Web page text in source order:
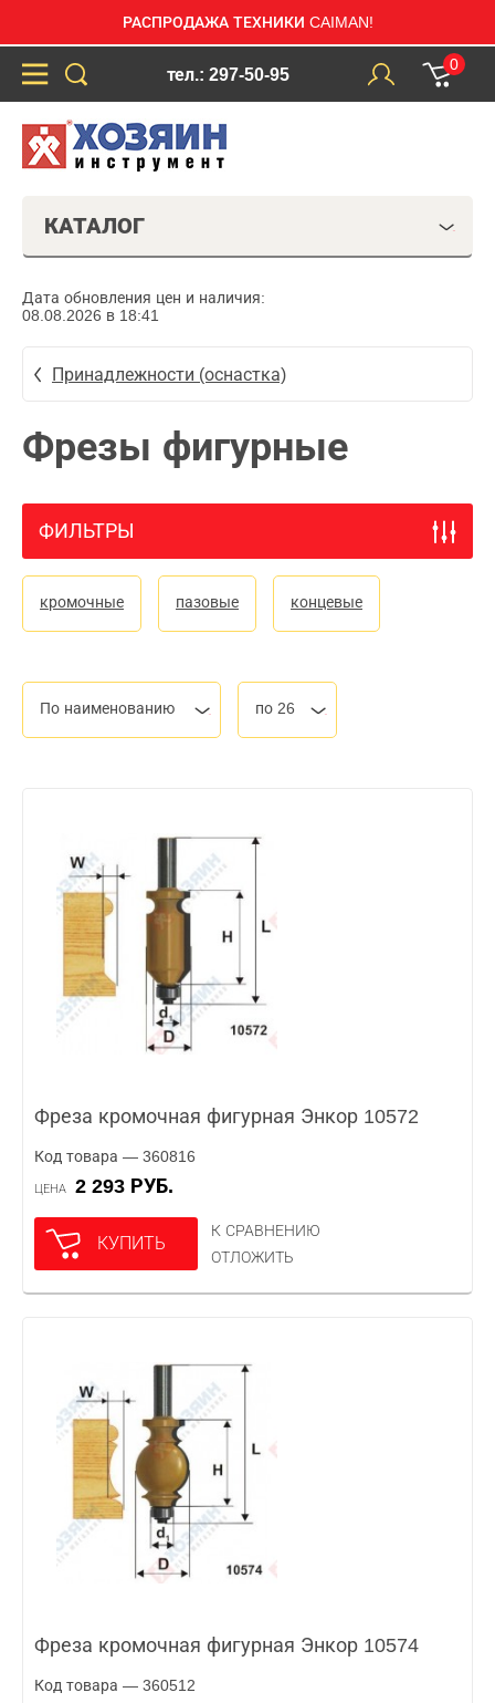
РАСПРОДАЖА ТЕХНИКИ CAIMAN!
тел.: 297-50-95
0
КАТАЛОГ
Дата обновления цен и наличия:
08.08.2026 в 18:41
Принадлежности (оснастка)
Фрезы фигурные
ФИЛЬТРЫ
кромочные пазовые концевые
По наименованию по 26
Фреза кромочная фигурная Энкор 10572
Код товара — 360816
ЦЕНА 2 293 РУБ.
КУПИТЬ
К СРАВНЕНИЮ
ОТЛОЖИТЬ
Фреза кромочная фигурная Энкор 10574
Код товара — 360512